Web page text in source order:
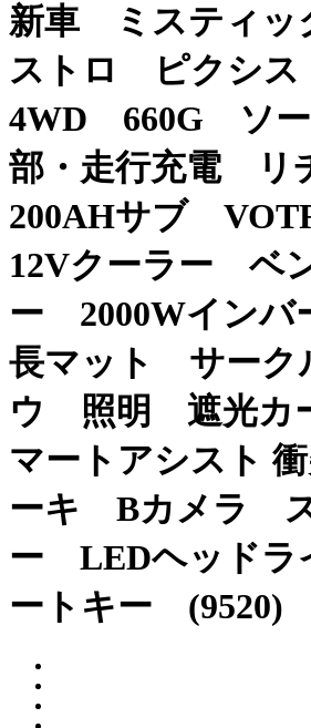
新車 ミスティ
ストロ ピクシ
4WD 660G ソー
部・走行充電 リ
200AHサブ
12Vクーラー ベ
ー 2000Wイン
長マット サーク
ウ 照明 遮光カ
マートアシスト
ーキ Bカメラ
ー LEDヘッド
ートキー (9520)